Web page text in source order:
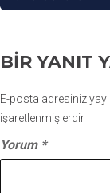
BIR YANIT
E-posta adresiniz
işaretlenmişlerdir
Yorum *